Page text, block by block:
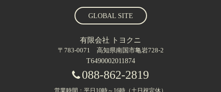
GLOBAL SITE
有限会社 トヨクニ
〒783-0071 高知県南国市亀岩728-2
T6490002011874
088-862-2819
営業時間：平日10時～16時（土日祝定休）